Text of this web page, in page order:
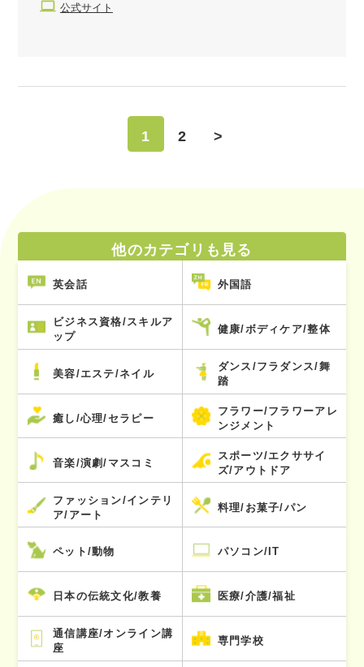
公式サイト
1 2 >
他のカテゴリも見る
英会話 外国語
ビジネス資格/スキルア
ップ
健康/ボディケア/整体
美容/エステ/ネイル
ダンス/フラダンス/舞
踏
癒し/心理/セラピー
フラワー/フラワーアレ
ンジメント
音楽/演劇/マスコミ
スポーツ/エクササイ
ズ/アウトドア
ファッション/インテリ
ア/アート
料理/お菓子/パン
ペット/動物 パソコン/IT
日本の伝統文化/教養 医療/介護/福祉
通信講座/オンライン講
座
専門学校